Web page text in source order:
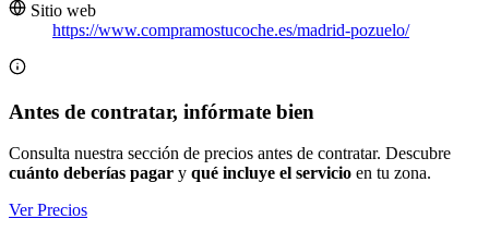
Sitio web
https://www.compramostucoche.es/madrid-pozuelo/
Antes de contratar, infórmate bien
Consulta nuestra sección de precios antes de contratar. Descubre
cuánto deberías pagar y qué incluye el servicio en tu zona.
Ver Precios